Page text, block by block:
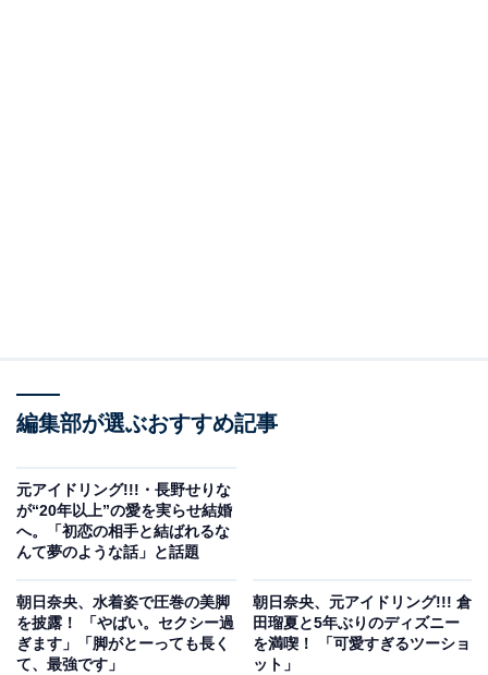
編集部が選ぶおすすめ記事
元アイドリング!!!・長野せりな
が“20年以上”の愛を実らせ結婚
へ。「初恋の相手と結ばれるな
んて夢のような話」と話題
朝日奈央、水着姿で圧巻の美脚
を披露！ 「やばい。セクシー過
ぎます」「脚がとーっても長く
て、最強です」
朝日奈央、元アイドリング!!! 倉
田瑠夏と5年ぶりのディズニー
を満喫！ 「可愛すぎるツーショ
ット」